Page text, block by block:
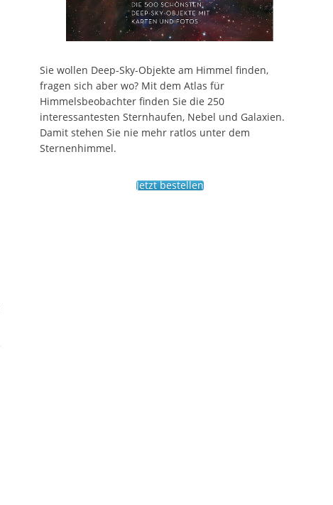
Sie wollen Deep-Sky-Objekte am Himmel finden,
fragen sich aber wo? Mit dem Atlas für
Himmelsbeobachter finden Sie die 250
interessantesten Sternhaufen, Nebel und Galaxien.
Damit stehen Sie nie mehr ratlos unter dem
Sternenhimmel.
Jetzt bestellen